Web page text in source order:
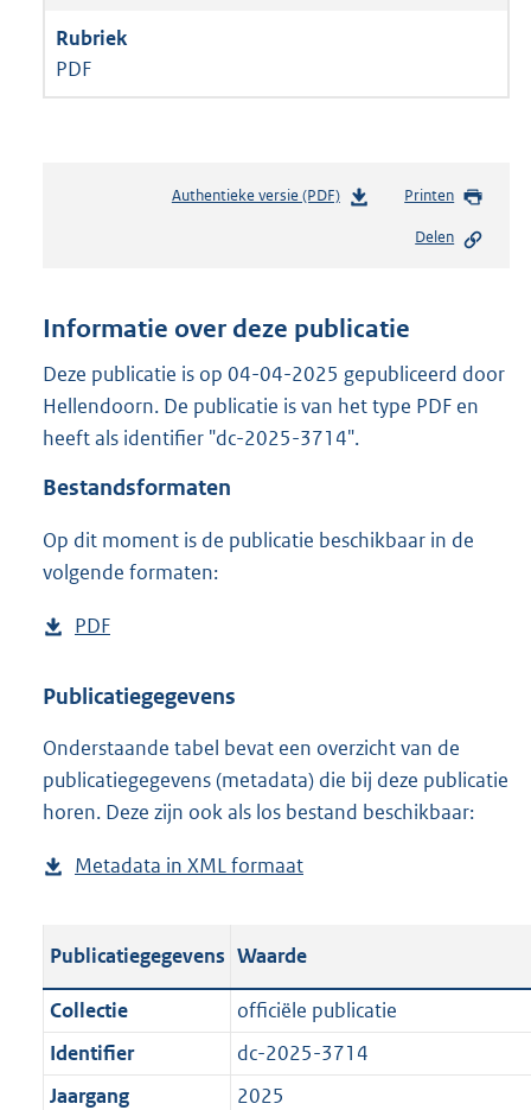
PDF
Authentieke versie (PDF)b
n
s
g
r
o
e
n
Printen
Delen
Informatie over deze publicatie
Deze publicatie is op 04-04-2025 gepubliceerd door
Hellendoorn. De publicatie is van het type PDF en
heeft als identifier "dc-2025-3714".
Bestandsformaten
Op dit moment is de publicatie beschikbaar in de
volgende formaten:
D
w
l
o
a
p
b
i
c
a
PDF
s
a
n
d
g
o
t
t
e
Publicatiegegevens
Onderstaande tabel bevat een overzicht van de
publicatiegegevens (metadata) die bij deze publicatie
horen. Deze zijn ook als los bestand beschikbaar:
Metadata in XML formaat
t
a
n
d
Publicatiegegevens Waarde
Collectie
officiële publicatie
Identifier
dc-2025-3714
Jaargang
2025